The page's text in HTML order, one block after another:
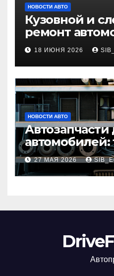
НОВОСТИ АВТО
Кузовной и
ремонт
наличие
запчастей и
сроки
18 ИЮНЯ 2026
НОВОСТИ АВТО
автомобилей:
подбора
27 МАЯ 2026